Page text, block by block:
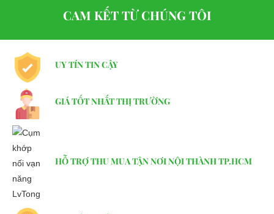
Đại Cường
Địa chỉ: 845 Quốc Lộ 13, Phường Hiệp Bình Phước, Thành phố
Thủ Đức, TP.HCM
Điện thoại: 08 68 100 260 ( Châu ) - 093 211 3677 ( Phú )
E-mail:
Website:
Website:
CAM KẾT TỪ CHÚNG TÔI
UY TÍN TIN CẬY
GIÁ TỐT NHẤT THỊ TRƯỜNG
HỖ TRỢ THU MUA TẬN NƠI NỘI THÀNH TP.HCM